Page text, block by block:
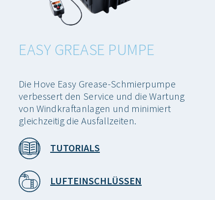
EASY GREASE PUMPE
Die Hove Easy Grease-Schmierpumpe
verbessert den Service und die Wartung
von Windkraftanlagen und minimiert
gleichzeitig die Ausfallzeiten.
TUTORIALS
LUFTEINSCHLÜSSEN